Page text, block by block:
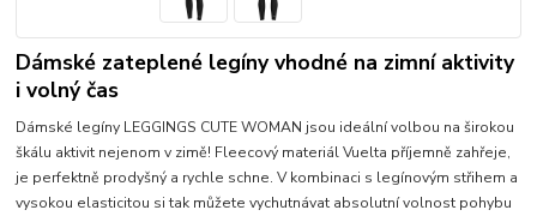
Dámské zateplené legíny vhodné na zimní aktivity
i volný čas
Dámské legíny LEGGINGS CUTE WOMAN jsou ideální volbou na širokou
škálu aktivit nejenom v zimě! Fleecový materiál Vuelta příjemně zahřeje,
je perfektně prodyšný a rychle schne. V kombinaci s legínovým střihem a
vysokou elasticitou si tak můžete vychutnávat absolutní volnost pohybu